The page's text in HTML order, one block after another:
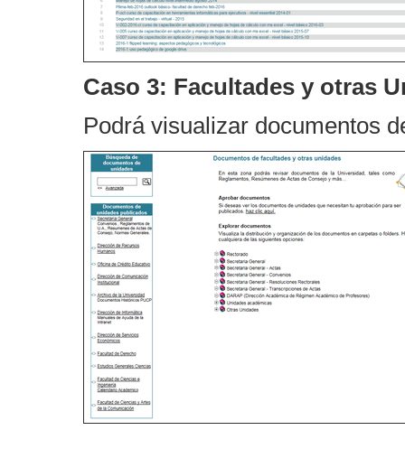
Caso 3: Facultades y otras
Podrá visualizar documentos